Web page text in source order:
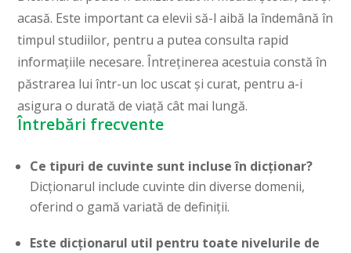
acasă. Este important ca elevii să-l aibă la îndemână în
timpul studiilor, pentru a putea consulta rapid
informațiile necesare. Întreținerea acestuia constă în
păstrarea lui într-un loc uscat și curat, pentru a-i
asigura o durată de viață cât mai lungă.
Întrebări frecvente
Ce tipuri de cuvinte sunt incluse în dicționar?
Dicționarul include cuvinte din diverse domenii,
oferind o gamă variată de definiții.
Este dicționarul util pentru toate nivelurile de